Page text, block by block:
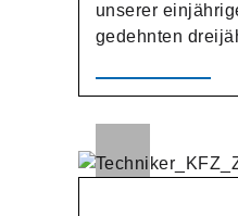
unserer
gedehnten